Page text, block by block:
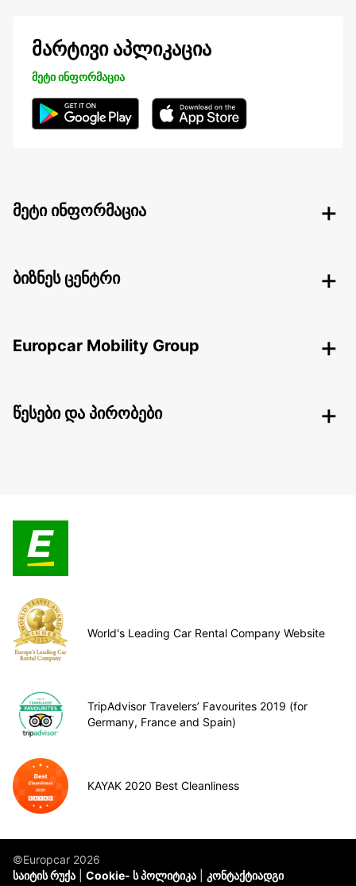
მარტივი აპლიკაცია
მეტი ინფორმაცია
მეტი ინფორმაცია
ბიზნეს ცენტრი
Europcar Mobility Group
წესები და პირობები
World's Leading Car Rental Company Website
TripAdvisor Travelers’ Favourites 2019 (for
Germany, France and Spain)
KAYAK 2020 Best Cleanliness
©Europcar 2026
საიტის რუქა
Cookie- ს პოლიტიკა კონტაქტიადგი